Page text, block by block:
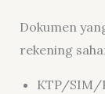
Dokumen
rekening
KTP/SIM/